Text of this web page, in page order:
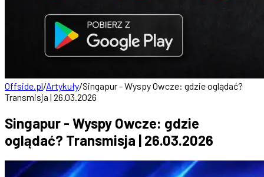
Offside.pl/Artykuły/Singapur - Wyspy Owcze: gdzie oglądać?
Transmisja | 26.03.2026
Singapur - Wyspy Owcze: gdzie
oglądać? Transmisja | 26.03.2026